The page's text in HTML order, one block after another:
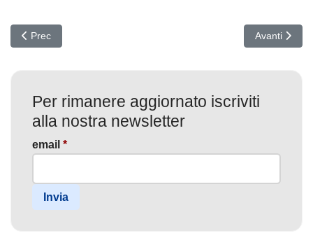
Articolo precedente: Quishing Nordcoreano: il QR phishing che
Prec Articolo
Avanti
Per rimanere aggiornato iscriviti
alla nostra newsletter
email *
Invia